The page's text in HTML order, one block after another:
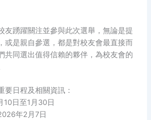
友踴躍關注並參與此次選舉，無論是提
或是親自參選，都是對校友會最直接而
共同選出值得信賴的夥伴，為校友會的
要日程及相關資訊：
日至1月30日
年2月7日